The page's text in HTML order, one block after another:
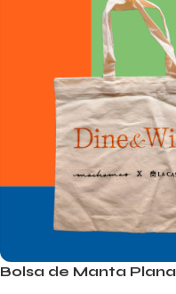
Bolsa de Manta Plana